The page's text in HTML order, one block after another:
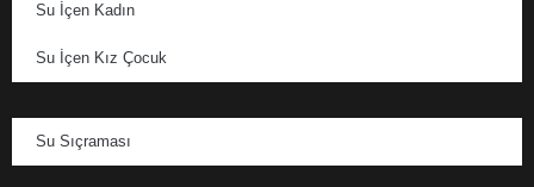
Su İçen Kadın
Su İçen Kız Çocuk
Su Sıçraması